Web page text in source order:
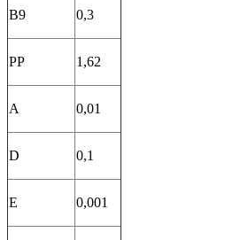
В9 0,3
РР 1,62
А 0,01
D 0,1
Е 0,001